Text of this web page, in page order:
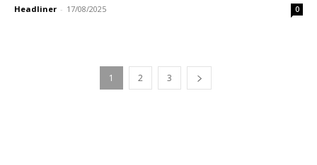
Headliner - 17/08/2025 0
1 2 3